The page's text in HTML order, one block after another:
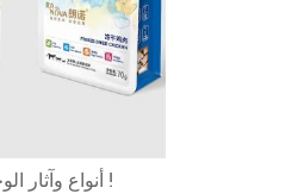
أنواع وآثار الوجبات الخفيفة الحيوانات الأليفة !